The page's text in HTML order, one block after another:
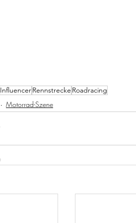
InfluencerRennstrecke Roadracing
Motorrad-Szene